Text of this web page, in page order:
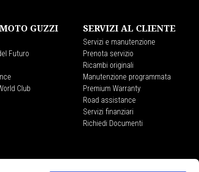
GUZZI
Futuro
Club
SERVIZI AL CLIENTE
Servizi e manutenzione
Prenota servizio
Ricambi originali
Manutenzione programmata
Premium Warranty
Road assistance
Servizi finanziari
Richiedi Documenti
MOTO GUZZI STORE